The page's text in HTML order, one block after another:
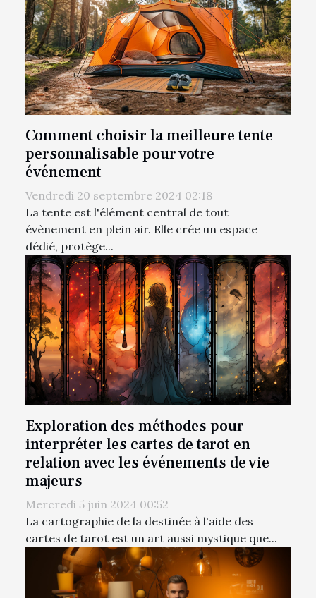
Comment choisir la meilleure tente
personnalisable pour votre
événement
Vendredi 20 septembre 2024 02:18
La tente est l'élément central de tout
évènement en plein air. Elle crée un espace
dédié, protège...
Exploration des méthodes pour
interpréter les cartes de tarot en
relation avec les événements de vie
majeurs
Mercredi 5 juin 2024 00:52
La cartographie de la destinée à l'aide des
cartes de tarot est un art aussi mystique que...